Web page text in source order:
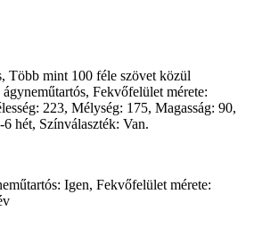
Több mint 100 féle szövet közül
Fekvőfelület mérete:
223, Mélység: 175, Magasság: 90,
hét, Színválaszték: Van.
Igen, Fekvőfelület mérete: